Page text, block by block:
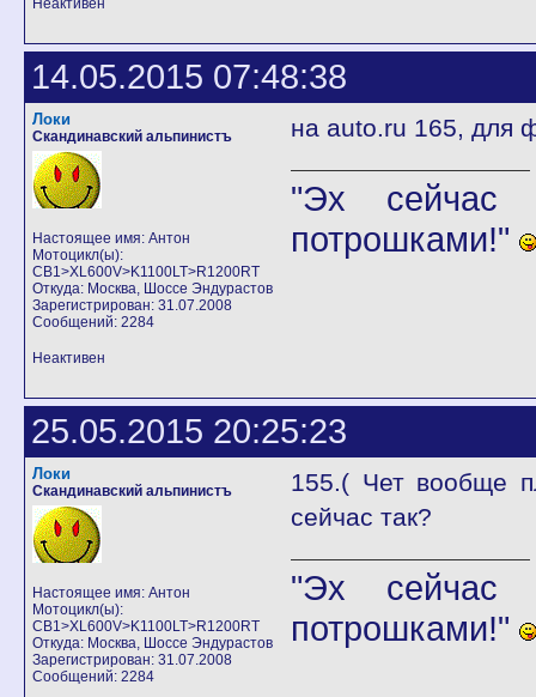
Неактивен
14.05.2015 07:48:38
Локи
Скандинавский альпинистъ
Настоящее имя: Антон
Мотоцикл(ы):
CB1>XL600V>K1100LT>R1200RT
Откуда: Москва, Шоссе Эндурастов
Зарегистрирован: 31.07.2008
Сообщений: 2284
на auto.ru 165, для
"Эх сейчас
потрошками!"
Неактивен
25.05.2015 20:25:23
Локи
Скандинавский альпинистъ
Настоящее имя: Антон
Мотоцикл(ы):
CB1>XL600V>K1100LT>R1200RT
Откуда: Москва, Шоссе Эндурастов
Зарегистрирован: 31.07.2008
Сообщений: 2284
155.( Чет вообще
сейчас так?
"Эх сейчас
потрошками!"